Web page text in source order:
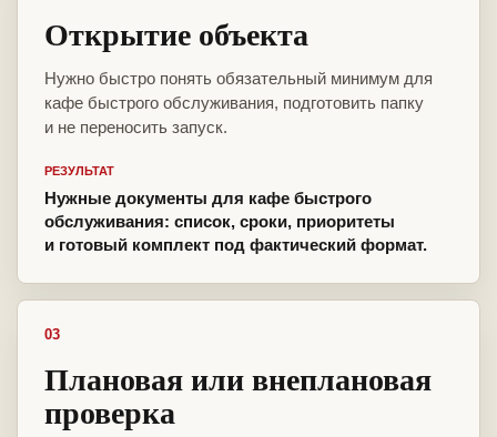
Открытие объекта
Нужно быстро понять обязательный минимум для
кафе быстрого обслуживания, подготовить папку
и не переносить запуск.
РЕЗУЛЬТАТ
Нужные документы для кафе быстрого
обслуживания: список, сроки, приоритеты
и готовый комплект под фактический формат.
03
Плановая или внеплановая
проверка